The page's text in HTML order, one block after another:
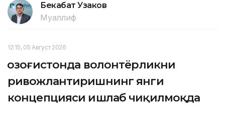
Бекабат Узаков
Муаллиф
12:15, 05 Август 2026
Қозоғистонда волонтёрликни
ривожлантиришнинг янги
концепцияси ишлаб чиқилмоқда